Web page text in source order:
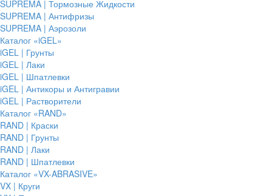
SUPREMA | Тормозные Жидкости
SUPREMA | Антифризы
SUPREMA | Аэрозоли
Каталог «iGEL»
iGEL | Грунты
iGEL | Лаки
iGEL | Шпатлевки
iGEL | Антикоры и Антигравии
iGEL | Растворители
Каталог «RAND»
RAND | Краски
RAND | Грунты
RAND | Лаки
RAND | Шпатлевки
Каталог «VX-ABRASIVE»
VX | Круги